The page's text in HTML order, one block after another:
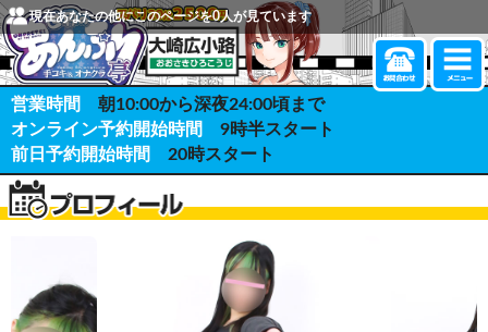
営業時間
朝10:00から深夜24:00頃まで
オンライン予約開始時間
9時半スタート
前日予約開始時間
20時スタート
現在あなたの他にこのページを0人が見ています